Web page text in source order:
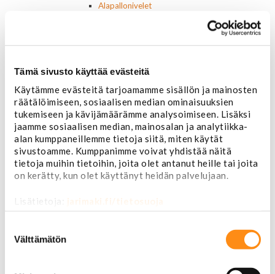
Tämä sivusto käyttää evästeitä
Käytämme evästeitä tarjoamamme sisällön ja mainosten
räätälöimiseen, sosiaalisen median ominaisuuksien
tukemiseen ja kävijämäärämme analysoimiseen. Lisäksi
jaamme sosiaalisen median, mainosalan ja analytiikka-
alan kumppaneillemme tietoja siitä, miten käytät
sivustoamme. Kumppanimme voivat yhdistää näitä
tietoja muihin tietoihin, joita olet antanut heille tai joita
on kerätty, kun olet käyttänyt heidän palvelujaan.
Lisätietoja: jarimaki.fi/tietosuoja
valinta
Välttämätön
Alapallonivelet
Raidetangonpäät ulompi
Polttoaine- ja ilmanottolaitteet
Öljynsuodattimet
AC Delco
Motocraft
Harvinaiset
Muut öljynsuodattimet
Vaihteistosuodattimet
AC Delco
Polttoainesuodattimet
AC Delco